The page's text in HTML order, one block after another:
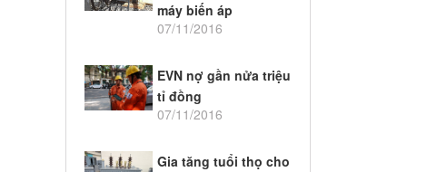
máy biến áp
07/11/2016
EVN nợ gần nửa triệu
tỉ đồng
07/11/2016
Gia tăng tuổi thọ cho